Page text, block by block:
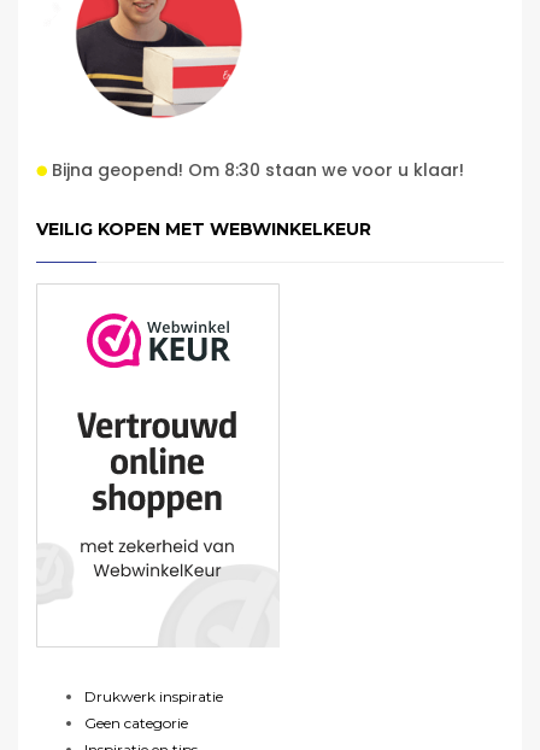
Bijna geopend! Om 8:30 staan we voor u klaar!
VEILIG KOPEN MET WEBWINKELKEUR
Drukwerk inspiratie
Geen categorie